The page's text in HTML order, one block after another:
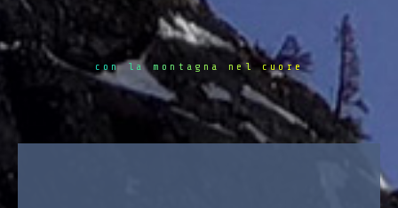
con la montagna nel cuore